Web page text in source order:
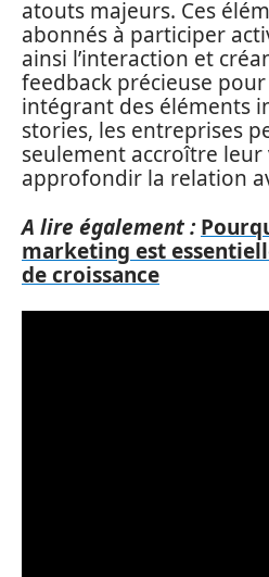
atouts majeurs. Ces
abonnés à participer
ainsi l’interaction et
feedback précieuse
intégrant des éléments
stories, les entreprises
seulement accroître leur
approfondir la relation
A lire également :
marketing est
de croissance